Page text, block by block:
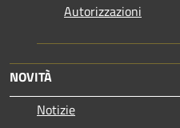
Autorizzazioni
NOVITÀ
Notizie